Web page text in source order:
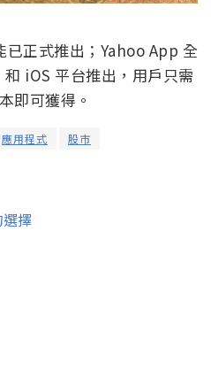
正式推出；Yahoo App 全
iOS 平台推出，用戶只需
即可獲得。
應用程式 股市
擇